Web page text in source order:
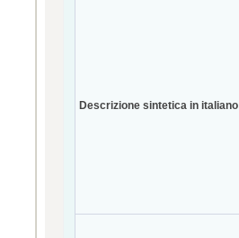
Descrizione sintetica in italiano